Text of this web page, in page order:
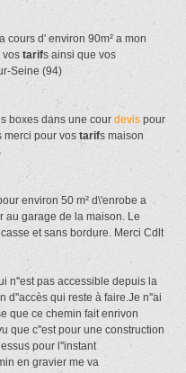
cours d' environ 90m² a mon
vos tarifs ainsi que vos
Seine (94)
boxes dans une cour devis pour
merci pour vos tarifs maison
environ 50 m² d\'enrobe a
au garage de la maison. Le
et sans bordure. Merci Cdlt
n''est pas accessible depuis la
d''accès qui reste à faire.Je n''ai
que ce chemin fait enrivon
que c''est pour une construction
pour l''instant
en gravier me va